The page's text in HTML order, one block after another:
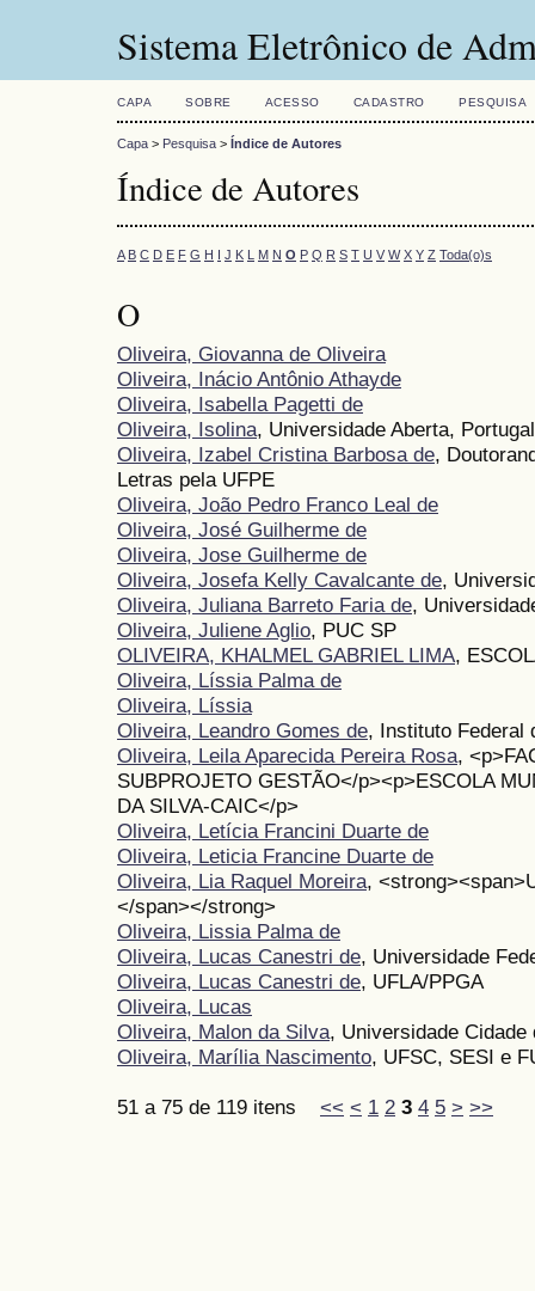
Sistema Eletrônico de
CAPA SOBRE ACESSO CADASTRO PESQUISA
Capa > Pesquisa > Índice de Autores
Índice de Autores
A B C D E F G H I J K L M N O P Q R S T U V W X Y Z Toda(o)s
O
Oliveira, Giovanna de Oliveira
Oliveira, Inácio Antônio Athayde
Oliveira, Isabella Pagetti de
Oliveira, Isolina, Universidade Aberta, Portugal
Oliveira, Izabel Cristina Barbosa de,
Letras pela UFPE
Oliveira, João Pedro Franco Leal de
Oliveira, José Guilherme de
Oliveira, Jose Guilherme de
Oliveira, Josefa Kelly Cavalcante de,
Oliveira, Juliana Barreto Faria de,
Oliveira, Juliene Aglio, PUC SP
OLIVEIRA, KHALMEL GABRIEL LIMA,
Oliveira, Líssia Palma de
Oliveira, Líssia
Oliveira, Leandro Gomes de, Instituto Federal
Oliveira, Leila Aparecida Pereira Rosa,
SUBPROJETO GESTÃO</p><p>ESCOLA
DA SILVA-CAIC</p>
Oliveira, Letícia Francini Duarte de
Oliveira, Leticia Francine Duarte de
Oliveira, Lia Raquel Moreira,
</span></strong>
Oliveira, Lissia Palma de
Oliveira, Lucas Canestri de, Universidade
Oliveira, Lucas Canestri de, UFLA/PPGA
Oliveira, Lucas
Oliveira, Malon da Silva, Universidade
Oliveira, Marília Nascimento, UFSC, SESI e
51 a 75 de 119 itens << < 1 2 3 4 5 > >>